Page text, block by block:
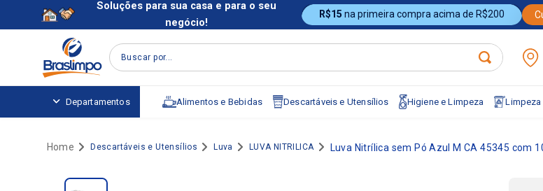
Soluções para sua casa e para o seu
negócio!
R$15 na primeira compra acima de R$200
Buscar por...
Departamentos Alimentos e Bebidas Descartáveis e Utensílios Higiene e Limpeza
Descartáveis e Utensílios Luva LUVA NITRILICA Luva Nitrílica sem Pó Azul M CA 45345 com